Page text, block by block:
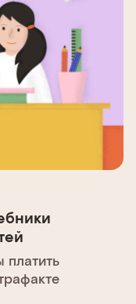
платить